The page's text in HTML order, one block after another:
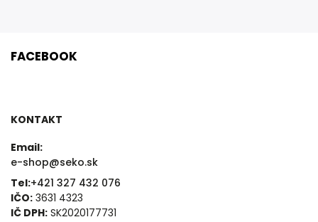
FACEBOOK
KONTAKT
Email:
e-shop@seko.sk
Tel:+421 327 432 076
IČO: 3631 4323
IČ DPH: SK2020177731